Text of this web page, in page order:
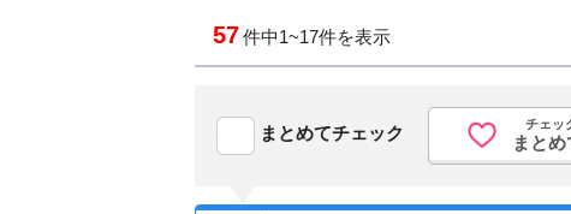
57件中1~17件を表示
まとめてチェック チェッ
まと